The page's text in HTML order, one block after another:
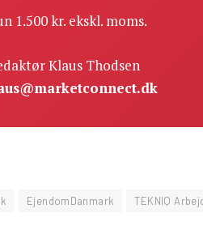
1.500 kr. ekskl. moms.
Klaus Thodsen
EjendomDanmark TEKNIQ